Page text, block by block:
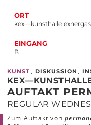
ORT
kex—kunsthalle
EINGANG
B
KUNST , DISKUSSION ,
AUFTAKT
REGULAR
Zum Auftakt von